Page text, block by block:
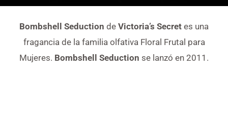
Bombshell Seduction de Victoria’s Secret es una
fragancia de la familia olfativa Floral Frutal para
Mujeres. Bombshell Seduction se lanzó en 2011.